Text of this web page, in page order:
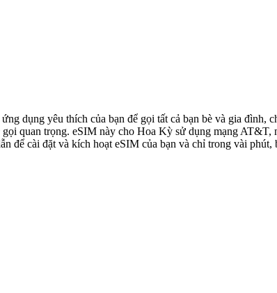
dụng yêu thích của bạn để gọi tất cả bạn bè và gia đình,
quan trọng. eSIM này cho Hoa Kỳ sử dụng mạng
để cài đặt và kích hoạt eSIM của bạn và chỉ trong vài